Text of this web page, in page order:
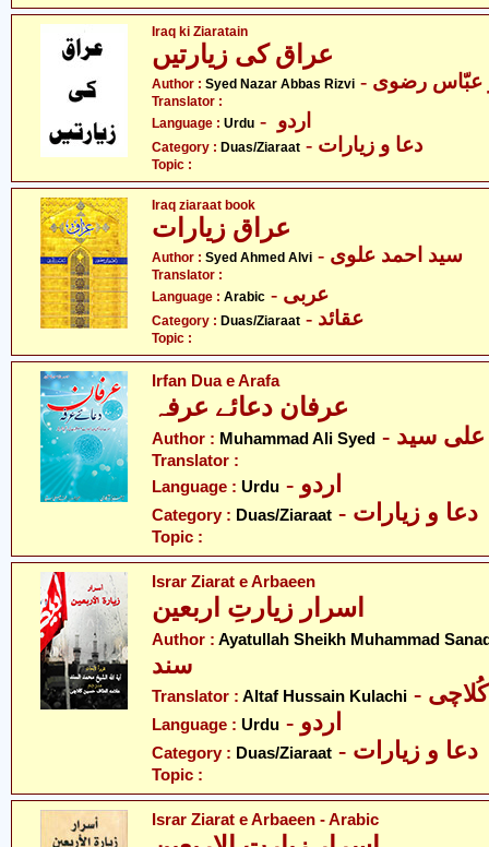
Iraq ki Ziaratain
Author : Syed Nazar Abbas Rizvi عبّاس رضوی
Translator :
Language : Urdu
Category : Duas/Ziaraat - دعا و زیارات
Topic :
Iraq ziaraat book
عراق زیارات
Author : Syed Ahmed Alvi - سید احمد علوی
Translator :
Language : Arabic - عربی
Category : Duas/Ziaraat - عقائد
Topic :
Irfan Dua e Arafa
عرفان دعائے عرفہ
Author : Muhammad Ali Syed علی سید
Translator :
Language : Urdu - اردو
Category : Duas/Ziaraat - دعا و زیارات
Topic :
Israr Ziarat e Arbaeen
اسرار زیارتِ اربعین
Author : Ayatullah Sheikh Muhammad
سند
Translator : Altaf Hussain Kulachi
Language : Urdu - اردو
Category : Duas/Ziaraat - دعا و زیارات
Topic :
Israr Ziarat e Arbaeen - Arabic